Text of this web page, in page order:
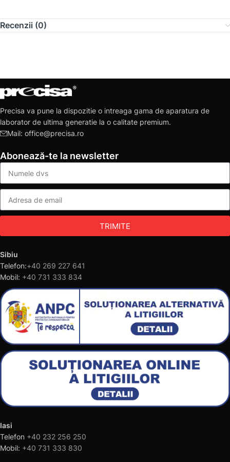
Recenzii (0)
Precisa va pune la dispozitie o intreaga gama de aparatura de
laborator de ultima generatie la o calitate premium.
Mail: office@precisa.ro
Abonează-te la newsletter
TRIMITE
Sibiu
Telefon:+40 269 227 641
Mobil: +40 731 333 834
Iasi
Telefon +40 232 256 250
Mobil: +40 731 333 830